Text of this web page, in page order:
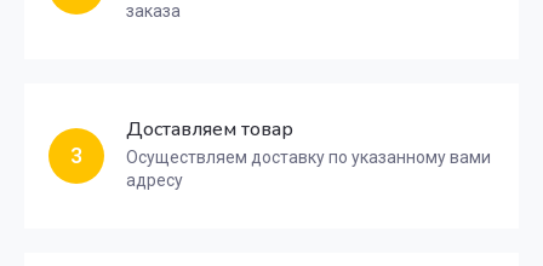
заказа
3
Доставляем товар
Осуществляем доставку по указанному вами
адресу